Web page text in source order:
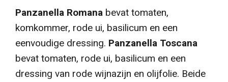
Panzanella Romana bevat tomaten,
komkommer, rode ui, basilicum en een
eenvoudige dressing. Panzanella Toscana
bevat tomaten, rode ui, basilicum en een
dressing van rode wijnazijn en olijfolie. Beide